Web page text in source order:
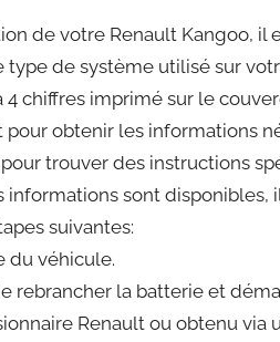
de votre Renault Kangoo, il
de système utilisé sur
chiffres imprimé sur le
obtenir les informations
trouver des instructions
informations sont
suivantes:
du véhicule.
rebrancher la batterie et
Renault ou obtenu